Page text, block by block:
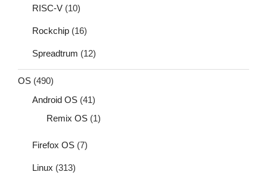
RISC-V (10)
Rockchip (16)
Spreadtrum (12)
OS (490)
Android OS (41)
Remix OS (1)
Firefox OS (7)
Linux (313)